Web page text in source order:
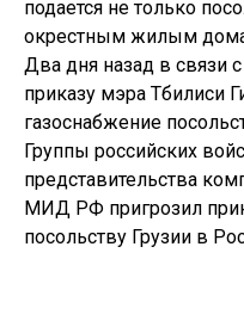
подается не только
окрестным жилым
Два дня назад в связи
приказу мэра Тбилиси
газоснабжение
Группы российских
представительства
МИД РФ пригрозил
посольству Грузии в